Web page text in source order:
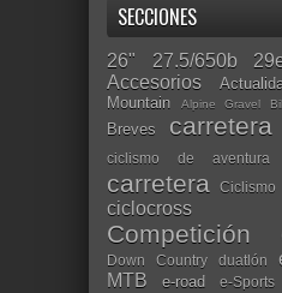
SECCIONES
26" 27.5/650b
Accesorios
Mountain
Alpine Gravel
Breves carretera
ciclismo de aventura
carretera
Ciclismo
ciclocross
Competición
Down Country duatlón
MTB
e-road e-Sports